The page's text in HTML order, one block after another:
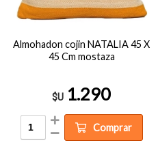
Almohadon cojin NATALIA 45 X
45 Cm mostaza
$U 1.290
Comprar